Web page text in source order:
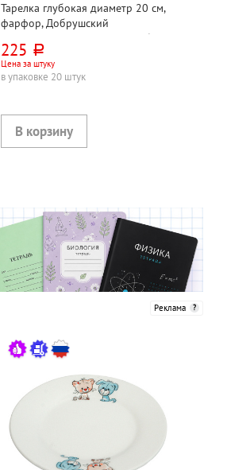
Тарелка глубокая диаметр 20 см,
фарфор, Добрушский
фарфоровый завод, "Пчелы", белая,
230мл, детский микс
225 руб.
Цена за штуку
в упаковке 20 штук
Реклама